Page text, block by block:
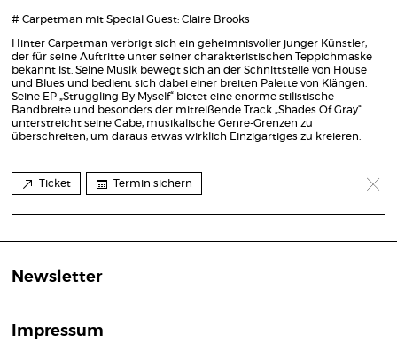
# Carpetman mit Special Guest: Claire Brooks
Hinter Carpetman verbrigt sich ein geheimnisvoller junger Künstler,
der für seine Auftritte unter seiner charakteristischen Teppichmaske
bekannt ist. Seine Musik bewegt sich an der Schnittstelle von House
und Blues und bedient sich dabei einer breiten Palette von Klängen.
Seine EP „Struggling By Myself“ bietet eine enorme stilistische
Bandbreite und besonders der mitreißende Track „Shades Of Gray“
unterstreicht seine Gabe, musikalische Genre-Grenzen zu
überschreiten, um daraus etwas wirklich Einzigartiges zu kreieren.
Ticket Termin sichern
Newsletter
Impressum